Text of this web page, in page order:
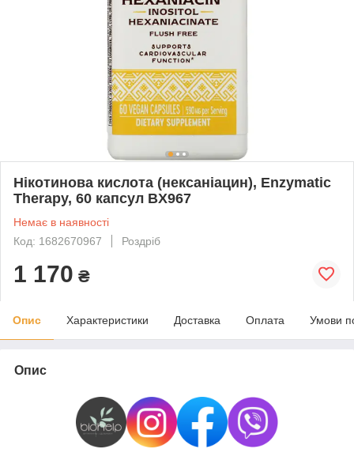
Нікотинова кислота (нексаніацин), Enzymatic
Therapy, 60 капсул BX967
Немає в наявності
Код: 1682670967
Роздріб
1 170 ₴
Опис Характеристики Доставка Оплата Умови
Опис